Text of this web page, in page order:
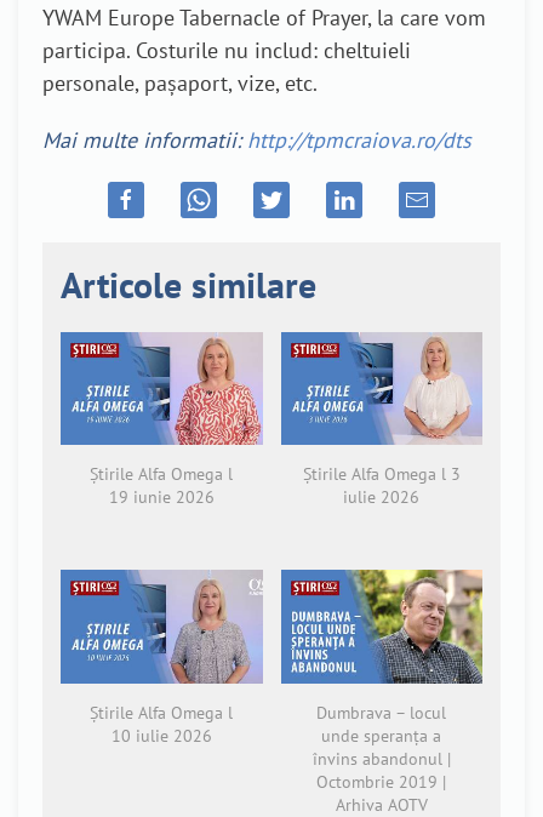
YWAM Europe Tabernacle of Prayer, la care vom
participa. Costurile nu includ: cheltuieli
personale, pașaport, vize, etc.
Mai multe informatii:http://tpmcraiova.ro/dts
Articole similare
Știrile Alfa Omega l
19 iunie 2026
Știrile Alfa Omega l 3
iulie 2026
Știrile Alfa Omega l
10 iulie 2026
Dumbrava – locul
unde speranța a
învins abandonul |
Octombrie 2019 |
Arhiva AOTV